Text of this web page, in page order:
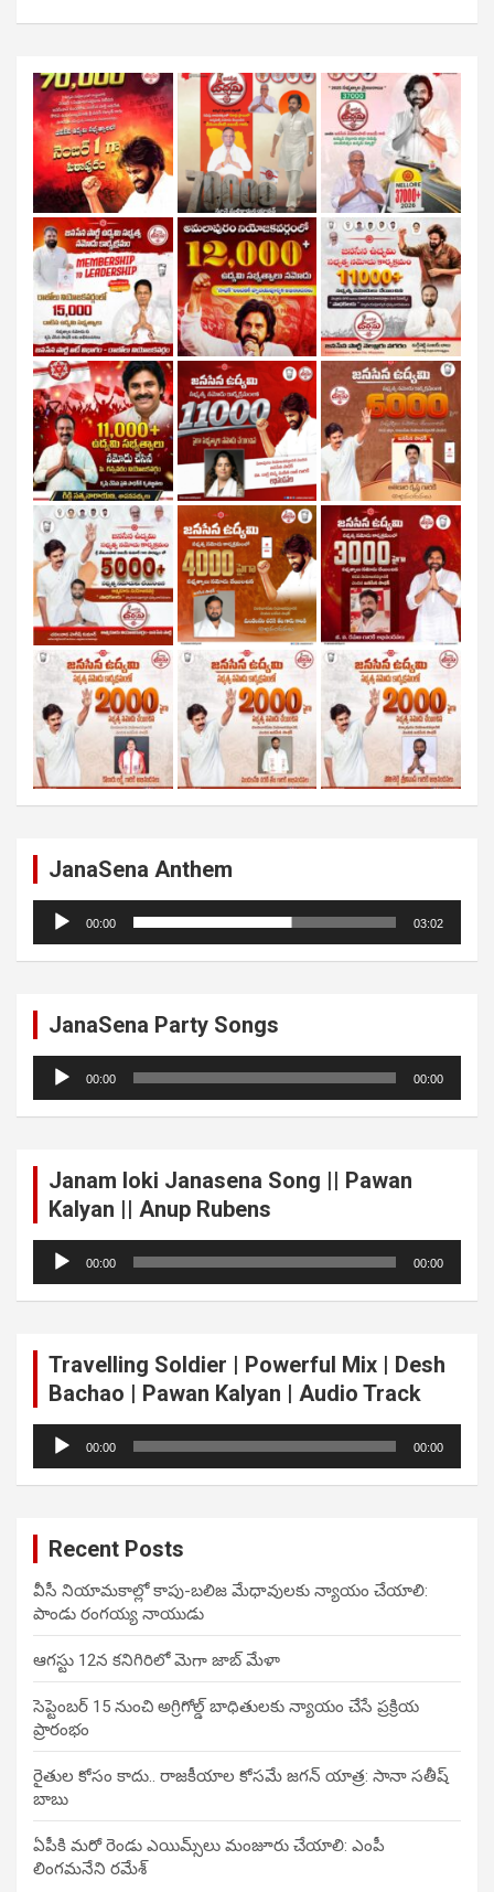
JanaSena Anthem
Audio
Player
00:00 03:02
JanaSena Party Songs
Audio
Player
00:00 00:00
Janam loki Janasena Song || Pawan
Kalyan || Anup Rubens
Audio
Player
00:00 00:00
Travelling Soldier | Powerful Mix | Desh
Bachao | Pawan Kalyan | Audio Track
Audio
Player
00:00 00:00
Recent Posts
వీసీ నియామకాల్లో కాపు-బలిజ మేధావులకు న్యాయం చేయాలి:
పాండు రంగయ్య నాయుడు
ఆగస్టు 12న కనిగిరిలో మెగా జాబ్ మేళా
సెప్టెంబర్ 15 నుంచి అగ్రిగోల్డ్ బాధితులకు న్యాయం చేసే ప్రక్రియ
ప్రారంభం
రైతుల కోసం కాదు.. రాజకీయాల కోసమే జగన్ యాత్ర: సానా సతీష్
బాబు
ఏపీకి మరో రెండు ఎయిమ్స్‌లు మంజూరు చేయాలి: ఎంపీ
లింగమనేని రమేశ్